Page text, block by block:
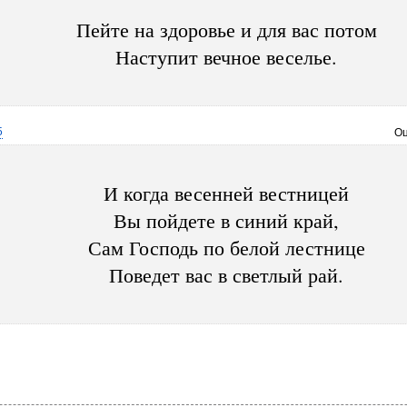
Пейте на здоровье и для вас потом
Наступит вечное веселье.
И когда весенней вестницей
Вы пойдете в синий край,
Сам Господь по белой лестнице
Поведет вас в светлый рай.